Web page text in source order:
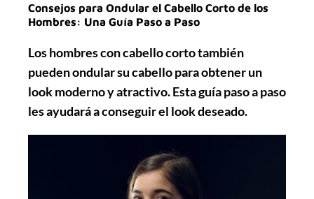
Consejos para Ondular el Cabello Corto de los
Hombres: Una Guía Paso a Paso
Los hombres con cabello corto también
pueden ondular su cabello para obtener un
look moderno y atractivo. Esta guía paso a paso
les ayudará a conseguir el look deseado.